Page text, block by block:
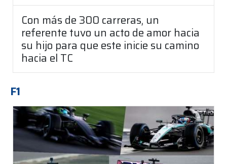
Con más de 300 carreras, un
referente tuvo un acto de amor hacia
su hijo para que este inicie su camino
hacia el TC
F1